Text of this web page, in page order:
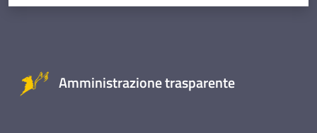
Amministrazione trasparente